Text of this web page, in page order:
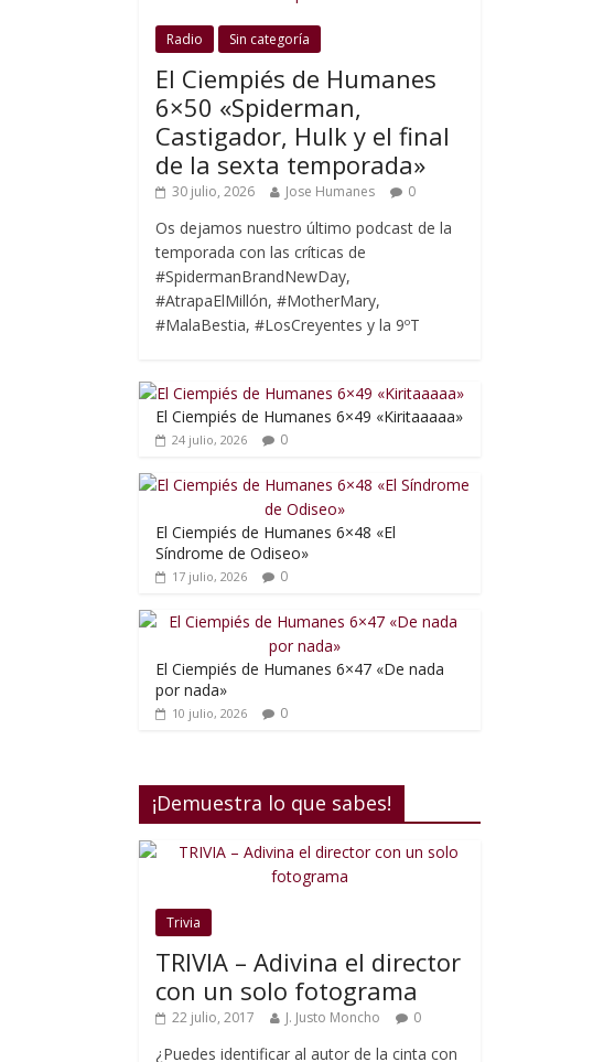
Radio Sin categoría
El Ciempiés de Humanes
6×50 «Spiderman,
Castigador, Hulk y el final
de la sexta temporada»
30 julio, 2026 Jose Humanes 0
Os dejamos nuestro último podcast de la
temporada con las críticas de
#SpidermanBrandNewDay,
#AtrapaElMillón, #MotherMary,
#MalaBestia, #LosCreyentes y la 9ºT
El Ciempiés de Humanes 6×49 «Kiritaaaaa»
24 julio, 2026 0
El Ciempiés de Humanes 6×48 «El
Síndrome de Odiseo»
17 julio, 2026 0
El Ciempiés de Humanes 6×47 «De nada
por nada»
10 julio, 2026 0
¡Demuestra lo que sabes!
Trivia
TRIVIA – Adivina el director
con un solo fotograma
22 julio, 2017 J. Justo Moncho 0
¿Puedes identificar al autor de la cinta con